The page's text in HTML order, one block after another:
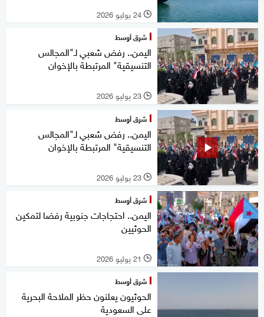
l 24 يوليو 2026
شرق أوسط
اليمن.. رفض شعبي لـ"المجالس
التنسيقية" المرتبطة بالإخوان
l 23 يوليو 2026
شرق أوسط
اليمن.. رفض شعبي لـ"المجالس
التنسيقية" المرتبطة بالإخوان
l 23 يوليو 2026
شرق أوسط
اليمن.. احتجاجات جنوبية رفضا لتمكين
الحوثيين
l 21 يوليو 2026
شرق أوسط
الحوثيون يعلنون حظر الملاحة البحرية
على السعودية